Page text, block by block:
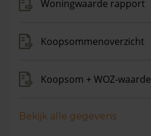
Woningwaarde rapport
Koopsommenoverzicht
Koopsom + WOZ-waarde
Bekijk alle gegevens